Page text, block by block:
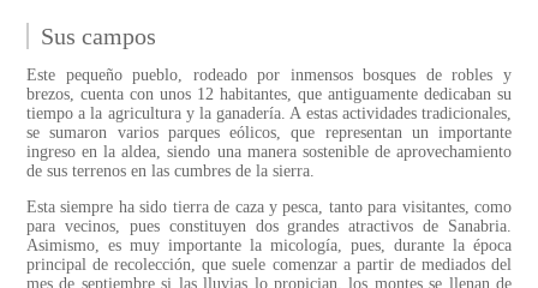
Sus campos
Este pequeño pueblo, rodeado por inmensos bosques de robles y
brezos, cuenta con unos 12 habitantes, que antiguamente dedicaban su
tiempo a la agricultura y la ganadería. A estas actividades tradicionales,
se sumaron varios parques eólicos, que representan un importante
ingreso en la aldea, siendo una manera sostenible de aprovechamiento
de sus terrenos en las cumbres de la sierra.
Esta siempre ha sido tierra de caza y pesca, tanto para visitantes, como
para vecinos, pues constituyen dos grandes atractivos de Sanabria.
Asimismo, es muy importante la micología, pues, durante la época
principal de recolección, que suele comenzar a partir de mediados del
mes de septiembre si las lluvias lo propician, los montes se llenan de